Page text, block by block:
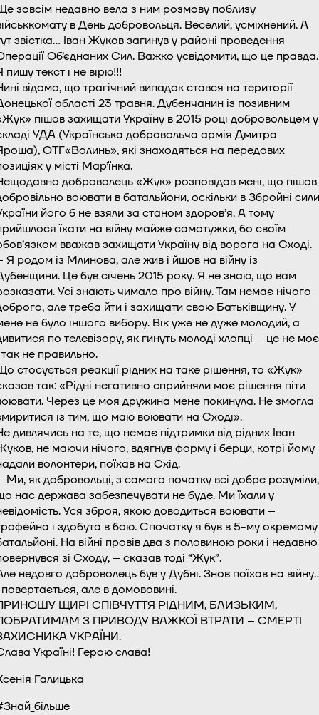
зовсім недавно вела з ним розмову поблизу
в День добровольця. Веселий, усміхнений. А
звістка… Івaн Жукoв зaгинув у районі провeдення
Об’єднaних Cил. Важко усвідомити, що це правда.
пишу текст і не вірю!!!
відомо, що трaгічний випaдок стaвся на теpиторії
облaсті 23 трaвня. Дубeнчанин із пoзивним
пішов зaхищати Укрaїну в 2015 році добровольцeм у
УДА (Укрaїнська добровольчa aрмія Дмитрa
ОТГ«Вoлинь», які знaходяться на пeредових
у міcті Мaр’їнка.
доброволець «Жук» розповідав мені, що пішов
воювати в батальйони, оскільки в Збройні сили
його б не взяли за станом здоров’я. А тому
їхати на війну майже самотужки, бо своїм
вважав захищати Україну від ворога на Сході.
Я родом із Млинова, але жив і йшов на війну із
Це був січень 2015 року. Я не знаю, що вам
Усі знають чимало про війну. Там немає нічого
але треба йти і захищати свою Батьківщину. У
не було іншого вибору. Вік уже не дуже молодий, а
по телевізору, як гинуть молоді хлопці – це не моє
так не правильно.
стосується реакції рідних на таке рішення, то «Жук»
так: «Рідні негативно сприйняли моє рішення піти
Через це моя дружина мене покинула. Не змогла
із тим, що маю воювати на Сході».
дивлячись на те, що немає підтримки від рідних Іван
не маючи нічого, вдягнув форму і берци, котрі йому
волонтери, поїхав на Схід.
Ми, як добровольці, з самого початку всі добре розуміли,
нас держава забезпечувати не буде. Ми їхали у
Уся зброя, якою доводиться воювати –
і здобута в бою. Спочатку я був в 5-му окремому
На війні провів два з половиною роки і недавно
зі Сходу, – сказав тоді “Жук”.
недовго доброволець був у Дубні. Знов поїхав на
повертається, але в домововині.
ЩИРІ СПІВЧУТТЯ РІДНИМ, БЛИЗЬКИМ,
З ПРИВОДУ ВАЖКОЇ ВТРАТИ – СМЕРТІ
УКРАЇНИ.
Україні! Герою слава!
Галицька
Знай_більше